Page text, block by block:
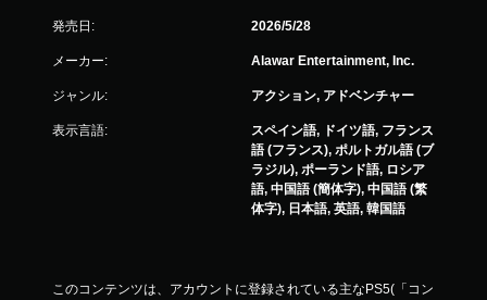
発売日: 2026/5/28
メーカー: Alawar Entertainment, Inc.
ジャンル: アクション, アドベンチャー
表示言語:
スペイン語, ドイツ語, フランス
語 (フランス), ポルトガル語 (ブ
ラジル), ポーランド語, ロシア
語, 中国語 (簡体字), 中国語 (繁
体字), 日本語, 英語, 韓国語
このコンテンツは、アカウントに登録されている主なPS5(「コン